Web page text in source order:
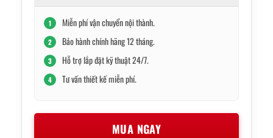
1 Miễn phí vận chuyển nội thành.
2 Bảo hành chính hãng 12 tháng.
3 Hỗ trợ lắp đặt kỹ thuật 24/7.
4 Tư vấn thiết kế miễn phí.
MUA NGAY